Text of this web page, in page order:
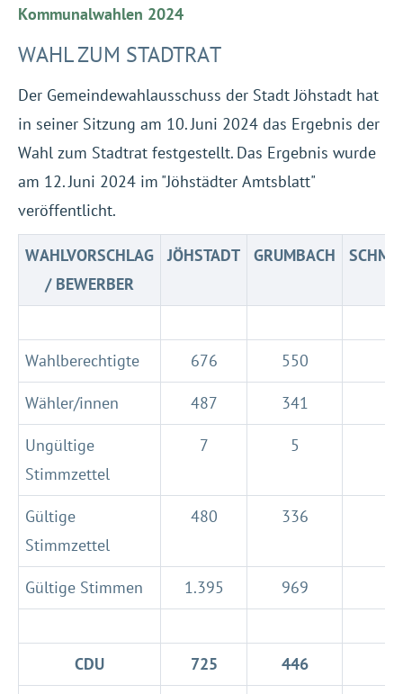
Kommunalwahlen 2024
WAHL ZUM STADTRAT
Der Gemeindewahlausschuss der Stadt Jöhstadt hat
in seiner Sitzung am 10. Juni 2024 das Ergebnis der
Wahl zum Stadtrat festgestellt. Das Ergebnis wurde
am 12. Juni 2024 im "Jöhstädter Amtsblatt"
veröffentlicht.
WAHLVORSCHLAG
/ BEWERBER
JÖHSTADT GRUMBACH
Wahlberechtigte 676 550
Wähler/innen 487 341
Ungültige
Stimmzettel
7 5
Gültige
Stimmzettel
480 336
Gültige Stimmen 1.395 969
CDU 725 446